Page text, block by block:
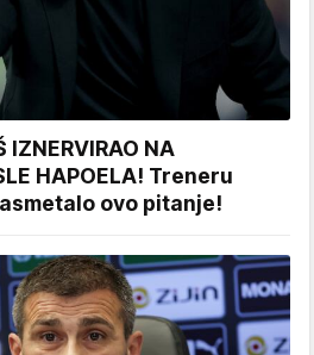
IZNERVIRAO NA
HAPOELA! Treneru
ovo pitanje!